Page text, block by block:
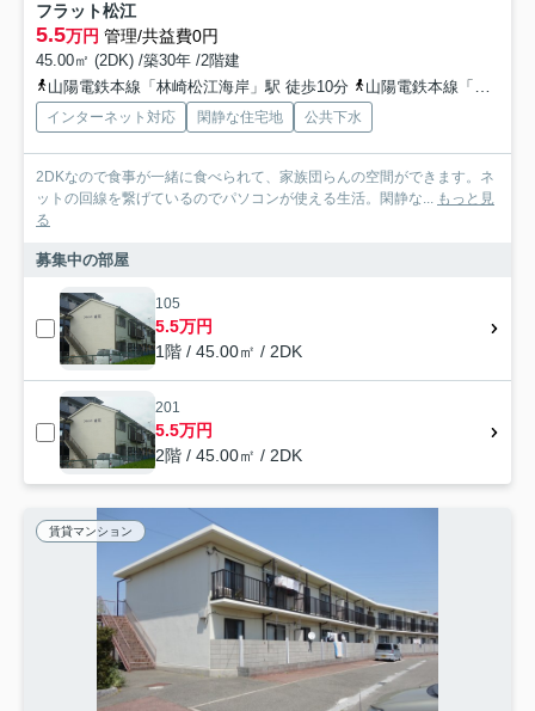
フラット松江
5.5万円 管理/共益費0円
45.00㎡ (2DK) /築30年 /2階建
山陽電鉄本線「林崎松江海岸」駅 徒歩10分
山陽電鉄本線「藤江」駅 徒歩17分
インターネット対応 閑静な住宅地 公共下水
2DKなので食事が一緒に食べられて、家族団らんの空間ができます。ネ
ットの回線を繋げているのでパソコンが使える生活。閑静な... もっと見
る
募集中の部屋
105
5.5万円
1階 / 45.00㎡ / 2DK
201
5.5万円
2階 / 45.00㎡ / 2DK
賃貸マンション